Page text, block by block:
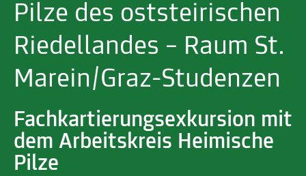
Pilze des oststeirischen
Riedellandes – Raum St.
Marein/Graz-Studenzen
Fachkartierungsexkursion mit
dem Arbeitskreis Heimische
Pilze